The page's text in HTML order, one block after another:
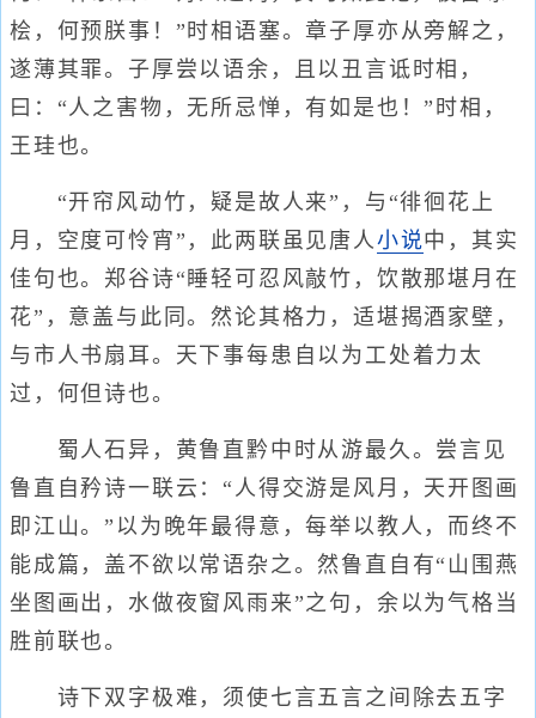
桧，何预朕事！”时相语塞。章子厚亦从旁解之，
遂薄其罪。子厚尝以语余，且以丑言诋时相，
曰：“人之害物，无所忌惮，有如是也！”时相，
王珪也。
“开帘风动竹，疑是故人来”，与“徘徊花上
月，空度可怜宵”，此两联虽见唐人小说中，其实
佳句也。郑谷诗“睡轻可忍风敲竹，饮散那堪月在
花”，意盖与此同。然论其格力，适堪揭酒家壁，
与市人书扇耳。天下事每患自以为工处着力太
过，何但诗也。
蜀人石异，黄鲁直黔中时从游最久。尝言见
鲁直自矜诗一联云：“人得交游是风月，天开图画
即江山。”以为晚年最得意，每举以教人，而终不
能成篇，盖不欲以常语杂之。然鲁直自有“山围燕
坐图画出，水做夜窗风雨来”之句，余以为气格当
胜前联也。
诗下双字极难，须使七言五言之间除去五字